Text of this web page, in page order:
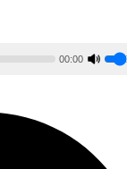
00:00